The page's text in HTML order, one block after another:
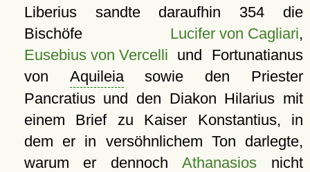
Liberius sandte daraufhin 354 die
Bischöfe Lucifer von Cagliari,
Eusebius von Vercelli und Fortunatianus
von Aquileiasowie den Priester
Pancratius und den Diakon Hilarius mit
einem Brief zu Kaiser Konstantius, in
dem er in versöhnlichem Ton darlegte,
warum er dennochAthanasios nicht